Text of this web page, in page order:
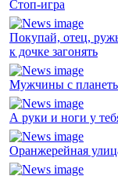
Стоп-игра
Покупай, отец,
к дочке загонять
Мужчины с
А руки и ноги у
Оранжерейная